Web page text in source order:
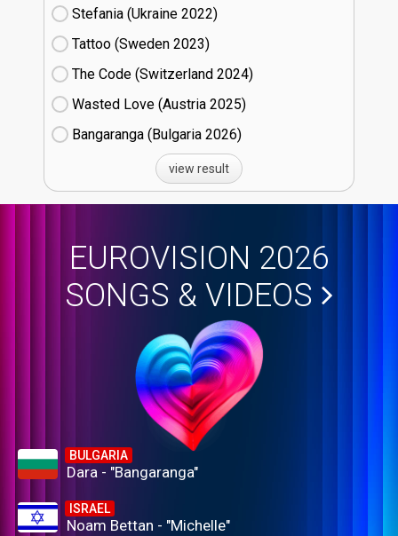
Stefania (Ukraine
22)
Tattoo (Sweden
23)
The Code (Switzerland
24)
Wasted Love (Austria
25)
Bangaranga (Bulgaria
26)
view result
EUROVISION 2026
SONGS & VIDEOS
BULGARIA
Dara - "Bangaranga"
ISRAEL
Noam Bettan - "Michelle"